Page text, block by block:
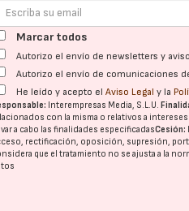
Marcar todos
Autorizo el envío de newsletters y
Autorizo el envío de comunicaciones
He leído y acepto elAviso Legal y la
Interempresas Media, S.L.U.
con la misma o relativos a
a cabo las finalidades especificadasCesión:
rectificación, oposición, supresión,
que el tratamiento no se ajusta a la